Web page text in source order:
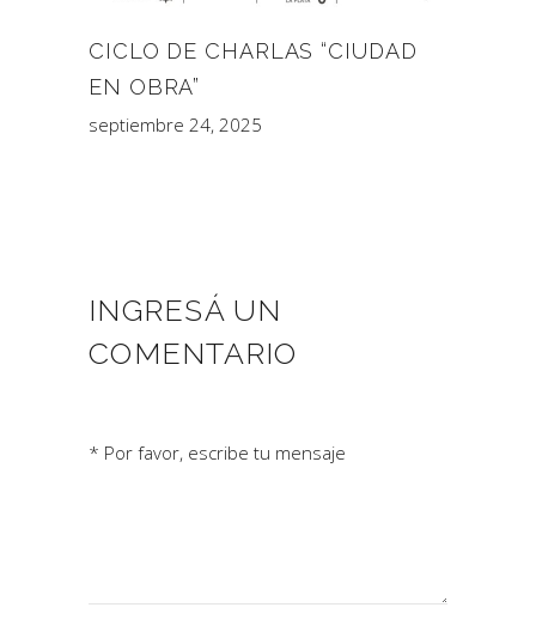
CICLO DE CHARLAS “CIUDAD
EN OBRA”
septiembre 24, 2025
INGRESÁ UN
COMENTARIO